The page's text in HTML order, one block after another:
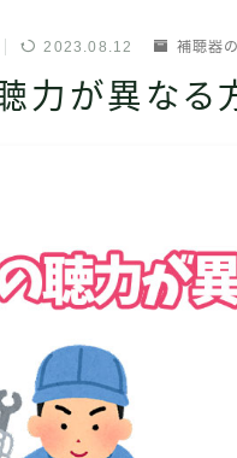
2023.08.12 補聴器
力が異なる